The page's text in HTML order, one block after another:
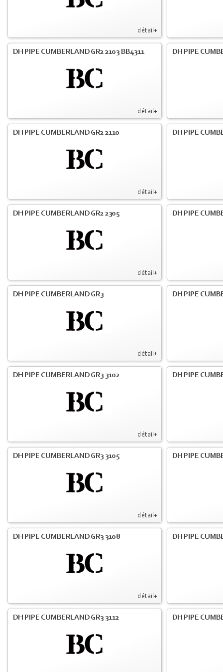
détail+
détail+
DH PIPE CUMBERLAND GR2 2103 BB4311 DH PIPE
détail+
DH PIPE CUMBERLAND GR2 2110 DH PIPE
détail+
DH PIPE CUMBERLAND GR2 2305 DH PIPE
détail+
DH PIPE CUMBERLAND GR3 DH PIPE
détail+
DH PIPE CUMBERLAND GR3 3102 DH PIPE
détail+
DH PIPE CUMBERLAND GR3 3105 DH PIPE
détail+
DH PIPE CUMBERLAND GR3 3108 DH PIPE
DH PIPE CUMBERLAND GR3 3112 DH PIPE